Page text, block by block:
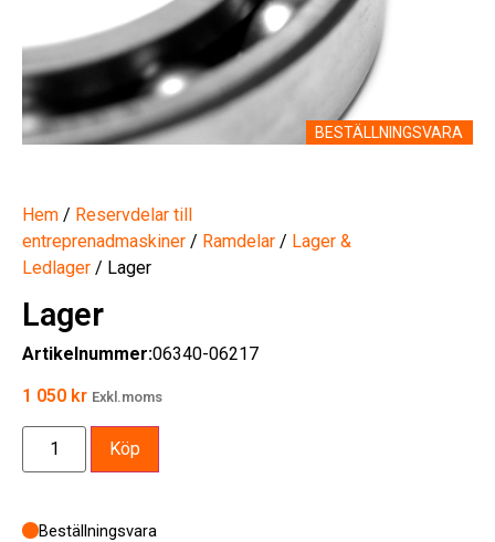
BESTÄLLNINGSVARA
Hem / Reservdelar till
entreprenadmaskiner / Ramdelar / Lager &
Ledlager / Lager
Lager
Artikelnummer:06340-06217
1 050 kr Exkl.moms
Beställningsvara
Köp